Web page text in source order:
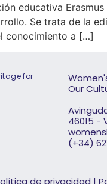
educativa
Se trata de la
conocimiento a […]
for
Our
46015 -
(+34)
de privacidad |